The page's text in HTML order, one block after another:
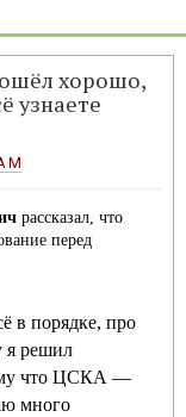
хорошо,
узнаете
М
рассказал, что
перед
в порядке, про
я решил
что ЦСКА —
много